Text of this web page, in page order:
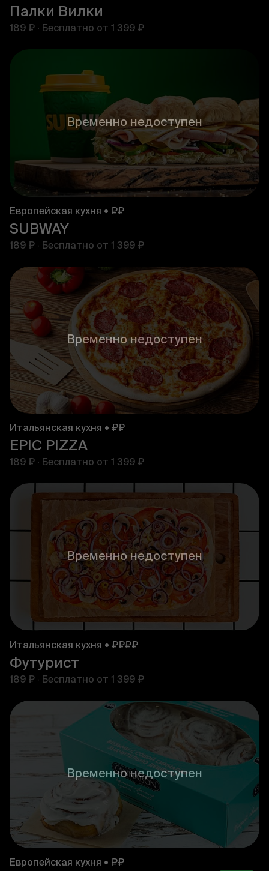
Палки Вилки
189 ₽ · Бесплатно от 1 399 ₽
Временно недоступен
Европейская кухня • ₽₽
SUBWAY
189 ₽ · Бесплатно от 1 399 ₽
Временно недоступен
Итальянская кухня • ₽₽
EPIC PIZZA
189 ₽ · Бесплатно от 1 399 ₽
Временно недоступен
Итальянская кухня • ₽₽₽₽
Футурист
189 ₽ · Бесплатно от 1 399 ₽
Временно недоступен
Европейская кухня • ₽₽